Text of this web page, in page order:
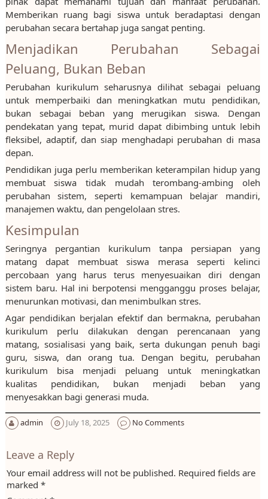
Memberikan ruang bagi siswa untuk beradaptasi dengan
perubahan secara bertahap juga sangat penting.
Menjadikan Perubahan Sebagai
Peluang, Bukan Beban
Perubahan kurikulum seharusnya dilihat sebagai peluang
untuk memperbaiki dan meningkatkan mutu pendidikan,
bukan sebagai beban yang merugikan siswa. Dengan
pendekatan yang tepat, murid dapat dibimbing untuk lebih
fleksibel, adaptif, dan siap menghadapi perubahan di masa
depan.
Pendidikan juga perlu memberikan keterampilan hidup yang
membuat siswa tidak mudah terombang-ambing oleh
perubahan sistem, seperti kemampuan belajar mandiri,
manajemen waktu, dan pengelolaan stres.
Kesimpulan
Seringnya pergantian kurikulum tanpa persiapan yang
matang dapat membuat siswa merasa seperti kelinci
percobaan yang harus terus menyesuaikan diri dengan
sistem baru. Hal ini berpotensi mengganggu proses belajar,
menurunkan motivasi, dan menimbulkan stres.
Agar pendidikan berjalan efektif dan bermakna, perubahan
kurikulum perlu dilakukan dengan perencanaan yang
matang, sosialisasi yang baik, serta dukungan penuh bagi
guru, siswa, dan orang tua. Dengan begitu, perubahan
kurikulum bisa menjadi peluang untuk meningkatkan
kualitas pendidikan, bukan menjadi beban yang
menyesakkan bagi generasi muda.
admin July 18, 2025 No Comments
Leave a Reply
Your email address will not be published. Required fields are
marked *